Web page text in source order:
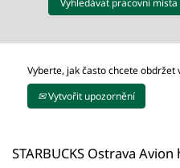
Vyberte, jak často chcete obdržet
Vytvořit upozornění
STARBUCKS Ostrava Avion